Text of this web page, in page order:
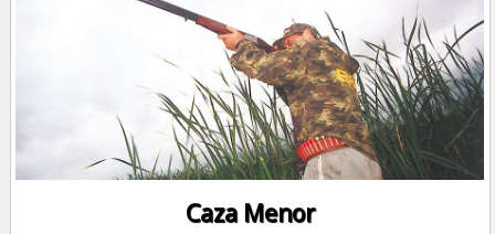
Caza Menor